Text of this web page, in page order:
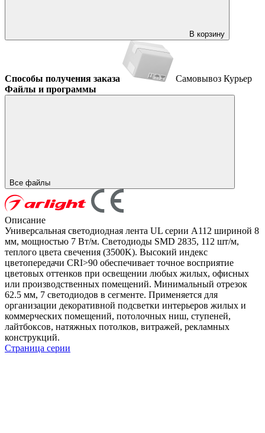
В корзину
Способы получения заказа Самовывоз Курьер
Файлы и программы
Все файлы
Описание
Универсальная светодиодная лента UL серии A112 шириной 8
мм, мощностью 7 Вт/м. Светодиоды SMD 2835, 112 шт/м,
теплого цвета свечения (3500K). Высокий индекс
цветопередачи CRI>90 обеспечивает точное восприятие
цветовых оттенков при освещении любых жилых, офисных
или производственных помещений. Минимальный отрезок
62.5 мм, 7 светодиодов в сегменте. Применяется для
организации декоративной подсветки интерьеров жилых и
коммерческих помещений, потолочных ниш, ступеней,
лайтбоксов, натяжных потолков, витражей, рекламных
конструкций.
Страница серии